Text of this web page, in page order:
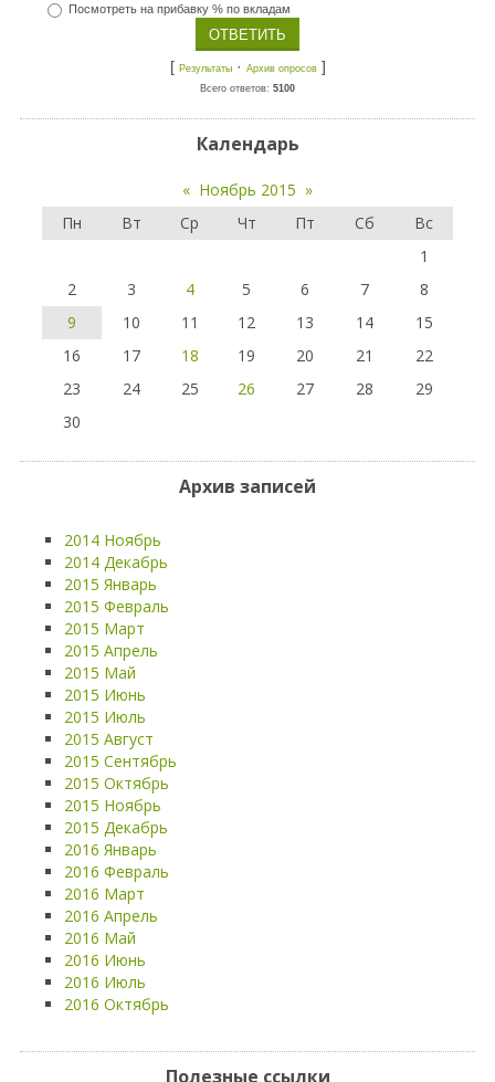
Посмотреть на прибавку % по вкладам
[ Результаты· Архив опросов]
Всего ответов: 5100
Календарь
« Ноябрь 2015 »
Пн
Вт Ср Чт Пт Сб
Вс
1
2
3 4 5 6 7
8
9
10 11 12 13 14
15
16
17 18 19 20 21
22
23
24 25 26 27 28
29
30
Архив записей
2014 Ноябрь
2014 Декабрь
2015 Январь
2015 Февраль
2015 Март
2015 Апрель
2015 Май
2015 Июнь
2015 Июль
2015 Август
2015 Сентябрь
2015 Октябрь
2015 Ноябрь
2015 Декабрь
2016 Январь
2016 Февраль
2016 Март
2016 Апрель
2016 Май
2016 Июнь
2016 Июль
2016 Октябрь
Полезные ссылки